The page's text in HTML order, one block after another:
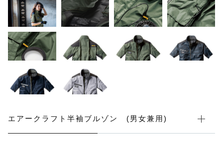
エアークラフト半袖ブルゾン (男女兼用)
安全靴
全ての商品
その他
在庫あり セール